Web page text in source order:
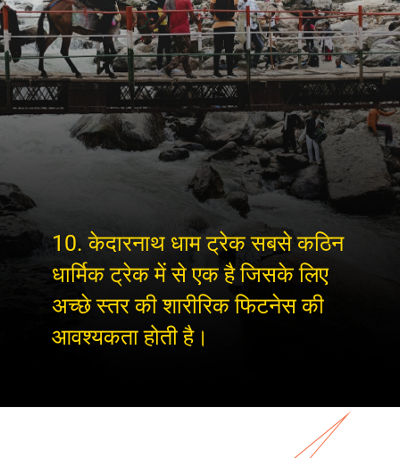
10. केदारनाथ धाम ट्रेक सबसे कठिन
धार्मिक ट्रेक में से एक है जिसके लिए
अच्छे स्तर की शारीरिक फिटनेस की
आवश्यकता होती है।